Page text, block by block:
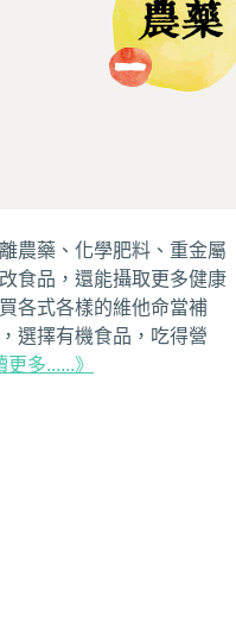
農藥、化學肥料、重金屬
食品，還能攝取更多健康
各式各樣的維他命當補
選擇有機食品，吃得營
更多......》